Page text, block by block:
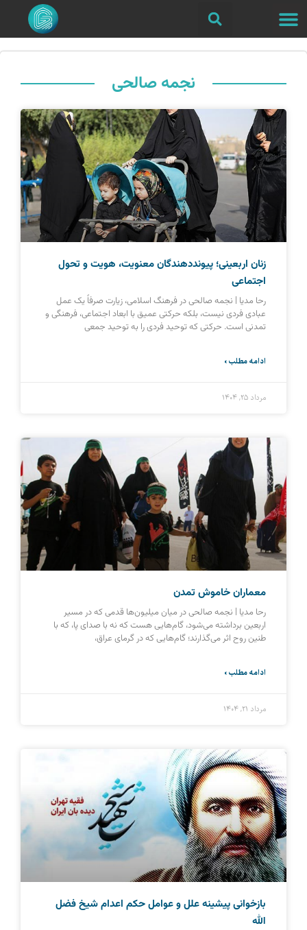
نجمه صالحی
زنان اربعینی؛ پیونددهندگان معنویت، هویت و تحول
اجتماعی
رحا مدیا | نجمه صالحی در فرهنگ اسلامی، زیارت صرفاً یک عمل
عبادی فردی نیست، بلکه حرکتی عمیق با ابعاد اجتماعی، فرهنگی و
تمدنی است. حرکتی که توحید فردی را به توحید جمعی
ادامه مطلب »
مرداد ۲۵, ۱۴۰۴
معماران خاموش تمدن
رحا مدیا | نجمه صالحی در میان میلیون‌ها قدمی که در مسیر
اربعین برداشته می‌شود، گام‌هایی هست که نه با صدای پا، که با
طنین روح اثر می‌گذارند؛ گام‌هایی که در گرمای عراق،
ادامه مطلب »
مرداد ۲۱, ۱۴۰۴
بازخوانی پیشینه علل و عوامل حکم اعدام شیخ فضل‌
الله